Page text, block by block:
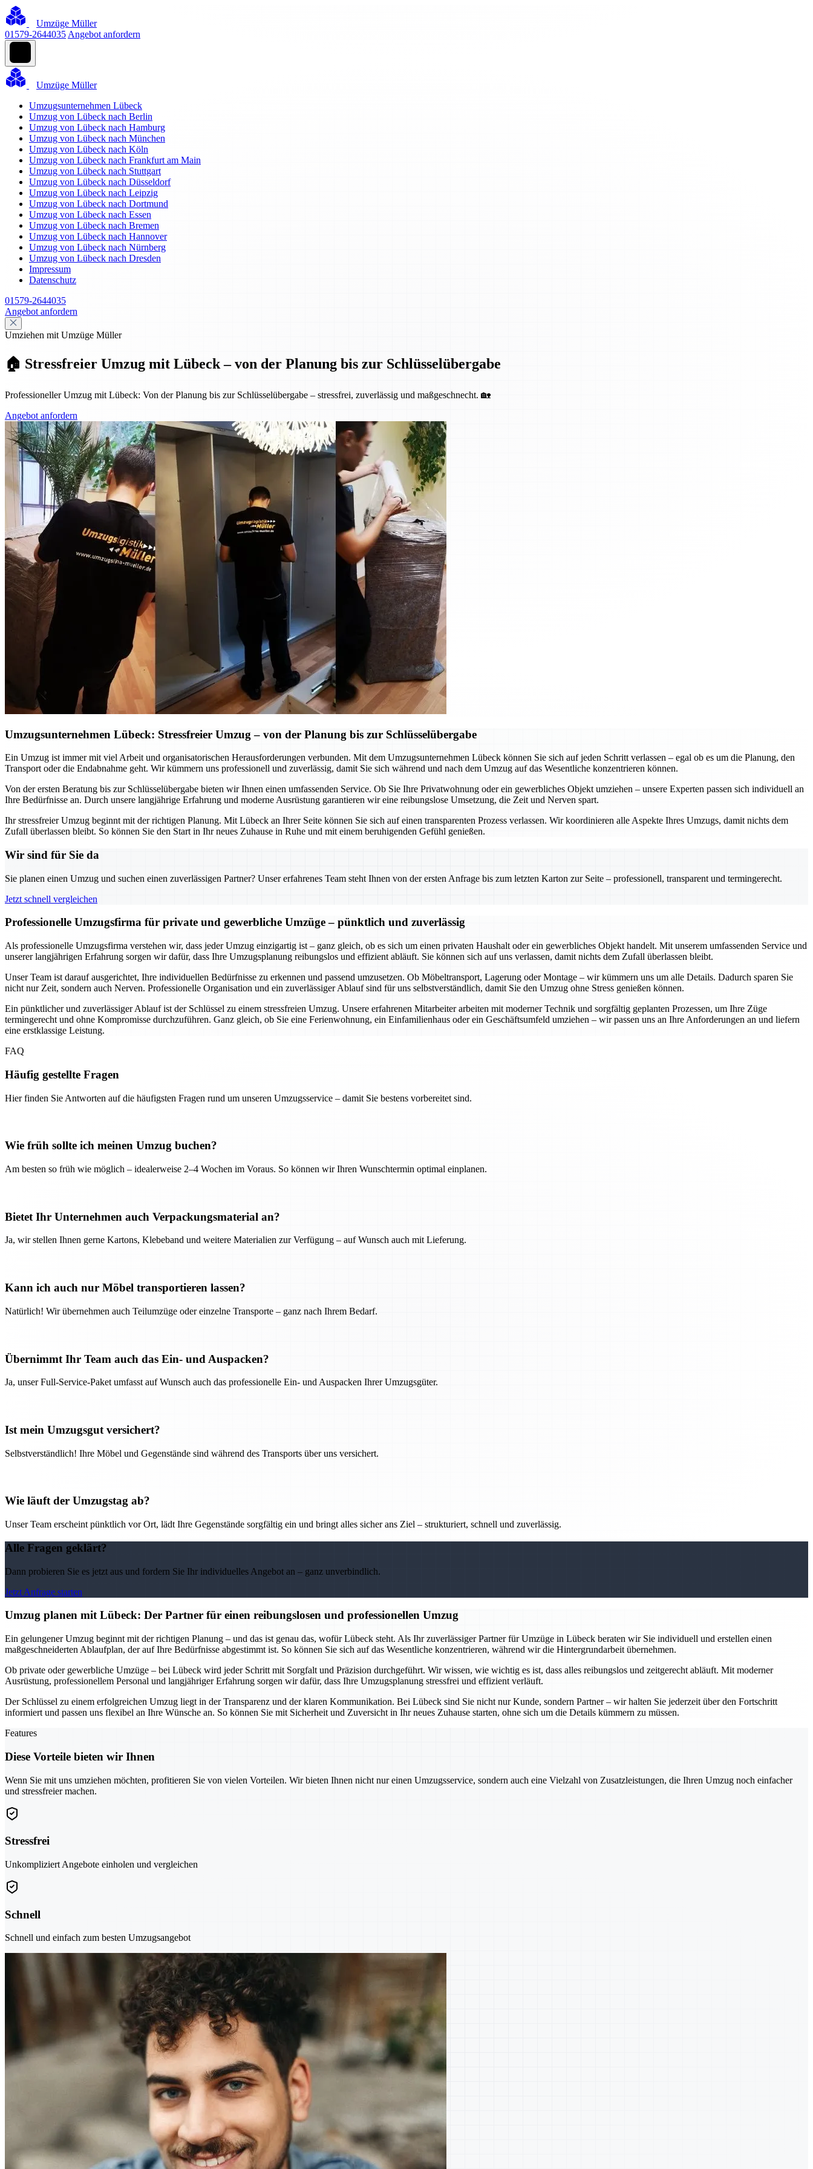
Umzüge Müller
01579-2644035 Angebot anfordern
Umzüge Müller
Umzugsunternehmen Lübeck
Umzug von Lübeck nach Berlin
Umzug von Lübeck nach Hamburg
Umzug von Lübeck nach München
Umzug von Lübeck nach Köln
Umzug von Lübeck nach Frankfurt am Main
Umzug von Lübeck nach Stuttgart
Umzug von Lübeck nach Düsseldorf
Umzug von Lübeck nach Leipzig
Umzug von Lübeck nach Dortmund
Umzug von Lübeck nach Essen
Umzug von Lübeck nach Bremen
Umzug von Lübeck nach Hannover
Umzug von Lübeck nach Nürnberg
Umzug von Lübeck nach Dresden
Impressum
Datenschutz
01579-2644035
Angebot anfordern
Umziehen mit Umzüge Müller
🏠 Stressfreier Umzug mit Lübeck – von der Planung bis zur Schlüsselübergabe
Professioneller Umzug mit Lübeck: Von der Planung bis zur Schlüsselübergabe – stressfrei, zuverlässig und maßgeschnecht. 🏡
Angebot anfordern
Umzugsunternehmen Lübeck: Stressfreier Umzug – von der Planung bis zur Schlüsselübergabe
Ein Umzug ist immer mit viel Arbeit und organisatorischen Herausforderungen verbunden. Mit dem Umzugsunternehmen Lübeck können Sie sich auf jeden Schritt verlassen – egal ob es um die Planung, den
Transport oder die Endabnahme geht. Wir kümmern uns professionell und zuverlässig, damit Sie sich während und nach dem Umzug auf das Wesentliche konzentrieren können.
Von der ersten Beratung bis zur Schlüsselübergabe bieten wir Ihnen einen umfassenden Service. Ob Sie Ihre Privatwohnung oder ein gewerbliches Objekt umziehen – unsere Experten passen sich individuell an
Ihre Bedürfnisse an. Durch unsere langjährige Erfahrung und moderne Ausrüstung garantieren wir eine reibungslose Umsetzung, die Zeit und Nerven spart.
Ihr stressfreier Umzug beginnt mit der richtigen Planung. Mit Lübeck an Ihrer Seite können Sie sich auf einen transparenten Prozess verlassen. Wir koordinieren alle Aspekte Ihres Umzugs, damit nichts dem
Zufall überlassen bleibt. So können Sie den Start in Ihr neues Zuhause in Ruhe und mit einem beruhigenden Gefühl genießen.
Wir sind für Sie da
Sie planen einen Umzug und suchen einen zuverlässigen Partner? Unser erfahrenes Team steht Ihnen von der ersten Anfrage bis zum letzten Karton zur Seite – professionell, transparent und termingerecht.
Jetzt schnell vergleichen
Professionelle Umzugsfirma für private und gewerbliche Umzüge – pünktlich und zuverlässig
Als professionelle Umzugsfirma verstehen wir, dass jeder Umzug einzigartig ist – ganz gleich, ob es sich um einen privaten Haushalt oder ein gewerbliches Objekt handelt. Mit unserem umfassenden Service und
unserer langjährigen Erfahrung sorgen wir dafür, dass Ihre Umzugsplanung reibungslos und effizient abläuft. Sie können sich auf uns verlassen, damit nichts dem Zufall überlassen bleibt.
Unser Team ist darauf ausgerichtet, Ihre individuellen Bedürfnisse zu erkennen und passend umzusetzen. Ob Möbeltransport, Lagerung oder Montage – wir kümmern uns um alle Details. Dadurch sparen Sie
nicht nur Zeit, sondern auch Nerven. Professionelle Organisation und ein zuverlässiger Ablauf sind für uns selbstverständlich, damit Sie den Umzug ohne Stress genießen können.
Ein pünktlicher und zuverlässiger Ablauf ist der Schlüssel zu einem stressfreien Umzug. Unsere erfahrenen Mitarbeiter arbeiten mit moderner Technik und sorgfältig geplanten Prozessen, um Ihre Züge
termingerecht und ohne Kompromisse durchzuführen. Ganz gleich, ob Sie eine Ferienwohnung, ein Einfamilienhaus oder ein Geschäftsumfeld umziehen – wir passen uns an Ihre Anforderungen an und liefern
eine erstklassige Leistung.
FAQ
Häufig gestellte Fragen
Hier finden Sie Antworten auf die häufigsten Fragen rund um unseren Umzugsservice – damit Sie bestens vorbereitet sind.
Wie früh sollte ich meinen Umzug buchen?
Am besten so früh wie möglich – idealerweise 2–4 Wochen im Voraus. So können wir Ihren Wunschtermin optimal einplanen.
Bietet Ihr Unternehmen auch Verpackungsmaterial an?
Ja, wir stellen Ihnen gerne Kartons, Klebeband und weitere Materialien zur Verfügung – auf Wunsch auch mit Lieferung.
Kann ich auch nur Möbel transportieren lassen?
Natürlich! Wir übernehmen auch Teilumzüge oder einzelne Transporte – ganz nach Ihrem Bedarf.
Übernimmt Ihr Team auch das Ein- und Auspacken?
Ja, unser Full-Service-Paket umfasst auf Wunsch auch das professionelle Ein- und Auspacken Ihrer Umzugsgüter.
Ist mein Umzugsgut versichert?
Selbstverständlich! Ihre Möbel und Gegenstände sind während des Transports über uns versichert.
Wie läuft der Umzugstag ab?
Unser Team erscheint pünktlich vor Ort, lädt Ihre Gegenstände sorgfältig ein und bringt alles sicher ans Ziel – strukturiert, schnell und zuverlässig.
Alle Fragen geklärt?
Dann probieren Sie es jetzt aus und fordern Sie Ihr individuelles Angebot an – ganz unverbindlich.
Jetzt Anfrage starten
Umzug planen mit Lübeck: Der Partner für einen reibungslosen und professionellen Umzug
Ein gelungener Umzug beginnt mit der richtigen Planung – und das ist genau das, wofür Lübeck steht. Als Ihr zuverlässiger Partner für Umzüge in Lübeck beraten wir Sie individuell und erstellen einen
maßgeschneiderten Ablaufplan, der auf Ihre Bedürfnisse abgestimmt ist. So können Sie sich auf das Wesentliche konzentrieren, während wir die Hintergrundarbeit übernehmen.
Ob private oder gewerbliche Umzüge – bei Lübeck wird jeder Schritt mit Sorgfalt und Präzision durchgeführt. Wir wissen, wie wichtig es ist, dass alles reibungslos und zeitgerecht abläuft. Mit moderner
Ausrüstung, professionellem Personal und langjähriger Erfahrung sorgen wir dafür, dass Ihre Umzugsplanung stressfrei und effizient verläuft.
Der Schlüssel zu einem erfolgreichen Umzug liegt in der Transparenz und der klaren Kommunikation. Bei Lübeck sind Sie nicht nur Kunde, sondern Partner – wir halten Sie jederzeit über den Fortschritt
informiert und passen uns flexibel an Ihre Wünsche an. So können Sie mit Sicherheit und Zuversicht in Ihr neues Zuhause starten, ohne sich um die Details kümmern zu müssen.
Features
Diese Vorteile bieten wir Ihnen
Wenn Sie mit uns umziehen möchten, profitieren Sie von vielen Vorteilen. Wir bieten Ihnen nicht nur einen Umzugsservice, sondern auch eine Vielzahl von Zusatzleistungen, die Ihren Umzug noch einfacher
und stressfreier machen.
Stressfrei
Unkompliziert Angebote einholen und vergleichen
Schnell
Schnell und einfach zum besten Umzugsangebot